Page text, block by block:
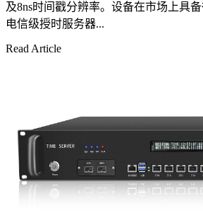
及8ns时间戳分辨率。设备在市场上具
电信级授时服务器...
Read Article